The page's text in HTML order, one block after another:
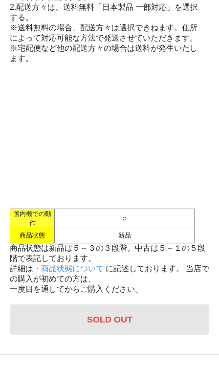
2.配送方々は、送料無料「日本製品 一部対応」を選択
する。
※送料無料の場合、配送方々は選択できねます。住所
によって対応可能な方法で発送させていただきます。
※宅配便など他の配送方々の場合は送料が発生いたし
ます。
国内機での動
作
○
商品状態 新品
商品状態は新品は５～３の３段階。中古は５～１の５段
階で表記しております。
詳細は ・商品状態について に記述しております。 当店で
の購入が初めての方は、
一度目を通してからご購入ください。
SOLD OUT